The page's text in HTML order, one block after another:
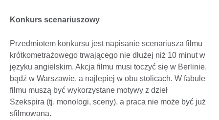
Konkurs scenariuszowy
Przedmiotem konkursu jest napisanie scenariusza filmu
krótkometrażowego trwającego nie dłużej niż 10 minut w
języku angielskim. Akcja filmu musi toczyć się w Berlinie,
bądź w Warszawie, a najlepiej w obu stolicach. W fabule
filmu muszą być wykorzystane motywy z dzieł
Szekspira (tj. monologi, sceny), a praca nie może być już
sfilmowana.